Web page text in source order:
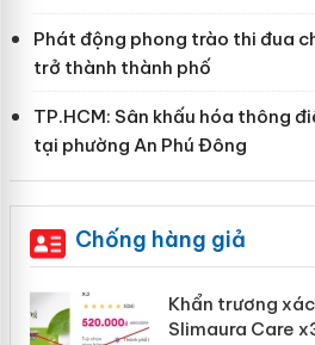
Phát động phong trào thi đua
trở thành thành phố
TP.HCM: Sân khấu hóa thông
tại phường An Phú Đông
Chống hàng giả
Khẩn trương
Slimaura Care